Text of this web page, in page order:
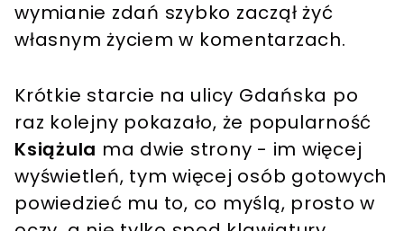
wymianie zdań szybko zaczął żyć
własnym życiem w komentarzach.
Krótkie starcie na ulicy Gdańska po
raz kolejny pokazało, że popularność
Książula ma dwie strony - im więcej
wyświetleń, tym więcej osób gotowych
powiedzieć mu to, co myślą, prosto w